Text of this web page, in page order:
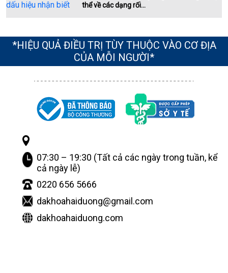
thể về các dạng rối...
*HIỆU QUẢ ĐIỀU TRỊ TÙY THUỘC VÀO CƠ ĐỊA
CỦA MỖI NGƯỜI*
07:30 – 19:30 (Tất cả các ngày trong tuần, kể
cả ngày lễ)
0220 656 5666
dakhoahaiduong@gmail.com
dakhoahaiduong.com